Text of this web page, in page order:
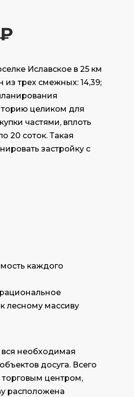
Иславское в 25 км
трех смежных: 14,39;
целиком для
частями, вплоть
20 соток. Такая
застройку с
каждого
лесному массиву
вся необходимая
досуга. Всего
торговым центром,
расположена